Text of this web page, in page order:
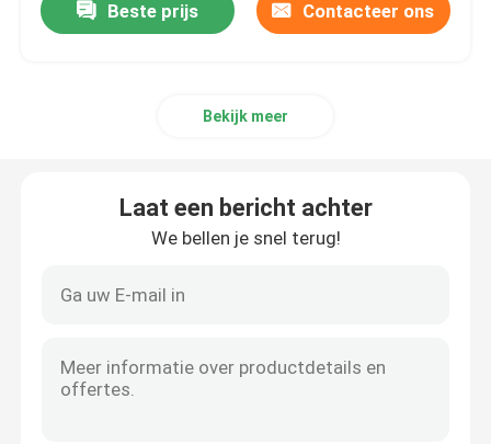
Beste prijs Contacteer ons
Bekijk meer
Laat een bericht achter
We bellen je snel terug!